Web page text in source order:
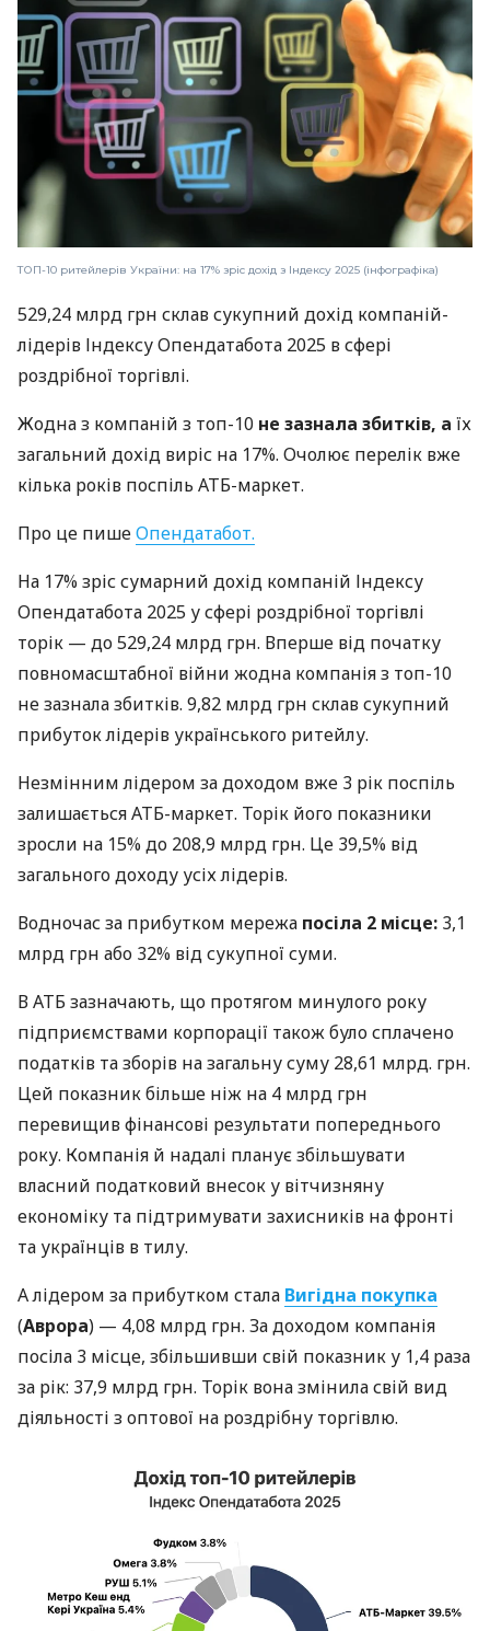
ТОП-10 ритейлерів України: на 17% зріс дохід з Індексу 2025 (інфографіка)
529,24 млрд грн склав сукупний дохід компаній-
лідерів Індексу Опендатабота 2025 в сфері
роздрібної торгівлі.
Жодна з компаній з топ-10 не зазнала збитків, а їх
загальний дохід виріс на 17%. Очолює перелік вже
кілька років поспіль АТБ-маркет.
Про це пишеОпендатабот.
На 17% зріс сумарний дохід компаній Індексу
Опендатабота 2025 у сфері роздрібної торгівлі
торік — до 529,24 млрд грн. Вперше від початку
повномасштабної війни жодна компанія з топ-10
не зазнала збитків. 9,82 млрд грн склав сукупний
прибуток лідерів українського ритейлу.
Незмінним лідером за доходом вже 3 рік поспіль
залишається АТБ-маркет. Торік його показники
зросли на 15% до 208,9 млрд грн. Це 39,5% від
загального доходу усіх лідерів.
Водночас за прибутком мережа посіла 2 місце: 3,1
млрд грн або 32% від сукупної суми.
В АТБ зазначають, що протягом минулого року
підприємствами корпорації також було сплачено
податків та зборів на загальну суму 28,61 млрд. грн.
Цей показник більше ніж на 4 млрд грн
перевищив фінансові результати попереднього
року. Компанія й надалі планує збільшувати
власний податковий внесок у вітчизняну
економіку та підтримувати захисників на фронті
та українців в тилу.
А лідером за прибутком стала Вигідна покупка
(Аврора) — 4,08 млрд грн. За доходом компанія
посіла 3 місце, збільшивши свій показник у 1,4 раза
за рік: 37,9 млрд грн. Торік вона змінила свій вид
діяльності з оптової на роздрібну торгівлю.